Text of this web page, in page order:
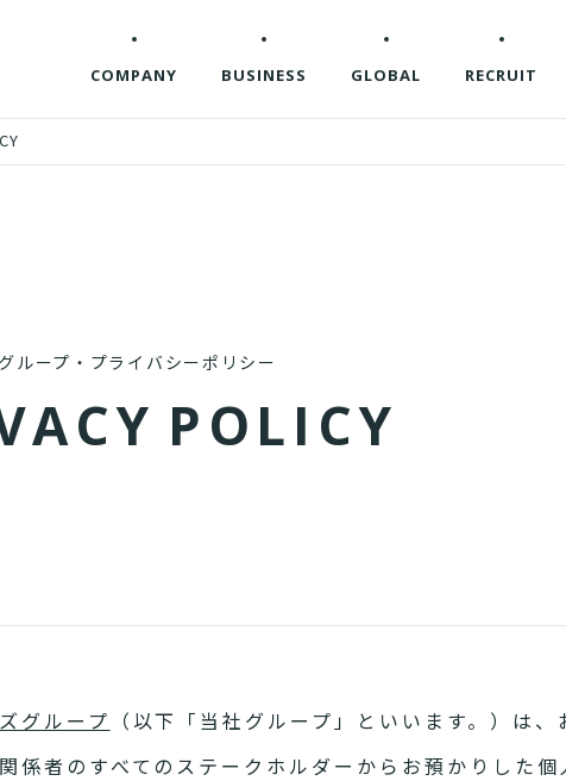
COMPANY BUSINESS GLOBAL RECRUIT
ループ・プライバシーポリシー
ACY POLI CY
グループ （以下「当社グループ」といいます。）は
係者のすべてのステークホルダーからお預かりした